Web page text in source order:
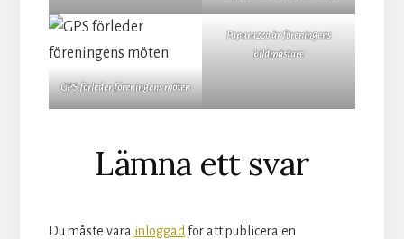
GPS förleder föreningens möten
Paparazzo är föreningens
bildmästare
Läsarkommentarer
Lämna ett svar
Du måste vara inloggad för att publicera en